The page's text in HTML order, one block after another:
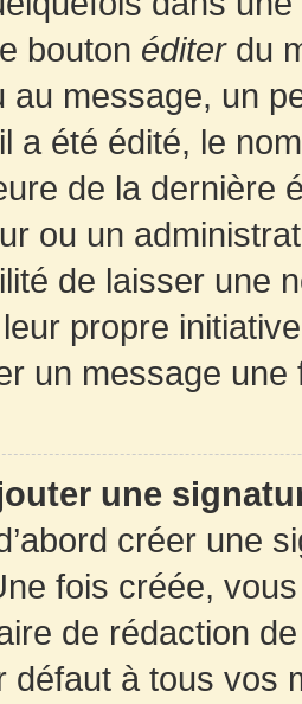
bouton éditerdu
au message, un
a été édité, le
de la dernière
ou un
de laisser une
propre
un message une
une
créer une
fois créée,
de rédaction
défaut à tous vos